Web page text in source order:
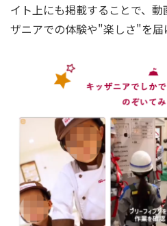
イト上にも掲載することで、
ザニアでの体験や"楽しさ"を届